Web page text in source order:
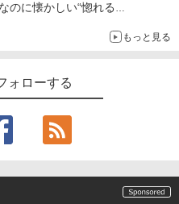
のに懐かしい“惚れる
もっと見る
ォローする